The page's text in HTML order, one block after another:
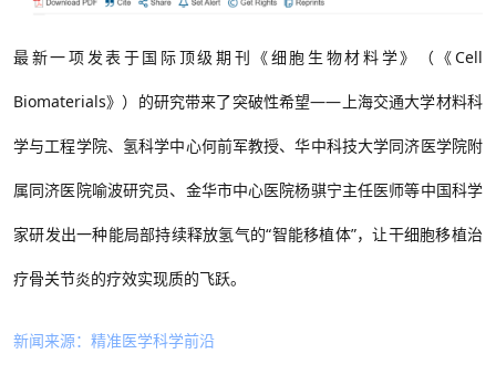
最新一项发表于国际顶级期刊《细胞生物材料学》（《Cell
Biomaterials》） 的研究带来了突破性希望—— 上海交通大学材料科
学与工程学院、氢科学中心何前军教授、华中科技大学同济医学院附
属同济医院喻波研究员、金华市中心医院杨骐宁主任医师等中国科学
家研发出一种能局部持续释放氢气的“智能移植体”，让干细胞移植治
疗骨关节炎的疗效实现质的飞跃。
新闻来源：精准医学科学前沿